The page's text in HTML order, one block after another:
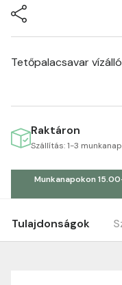
Tetőpalacsavar
Raktáron
Szállítás: 1-3 munkanap
Munkanapokon
Tulajdonságok